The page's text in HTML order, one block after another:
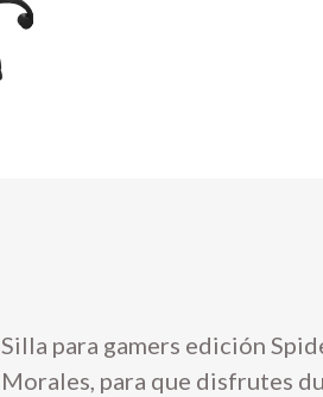
Silla para gamers edición
Morales, para que disfrutes